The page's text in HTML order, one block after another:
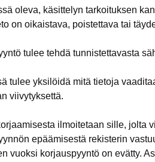
oleva, käsittelyn tarkoituksen
on oikaistava, poistettava tai
tulee tehdä tunnistettavasta
tulee yksilöidä mitä tietoja
viivytyksettä.
ilmoitetaan sille, jolta
epäämisestä rekisterin
vuoksi korjauspyyntö on evätty.